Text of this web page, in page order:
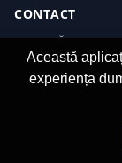
CONTACT
SC EVITĂ AMENZI
CUI: 47006778
Str Științei, nr 5,
Timișoara,
Această
experiența